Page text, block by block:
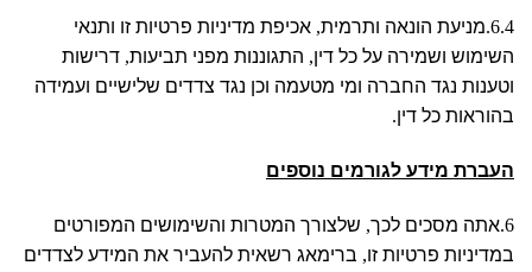
6.4. מניעת הונאה ותרמית, אכיפת מדיניות פרטיות זו ותנאי
השימוש ושמירה על כל דין, התגוננות מפני תביעות, דרישות
וטענות נגד החברה ומי מטעמה וכן נגד צדדים שלישיים ועמידה
בהוראות כל דין.
העברת מידע לגורמים נוספים
6. אתה מסכים לכך, שלצורך המטרות והשימושים המפורטים
במדיניות פרטיות זו, ברימאג רשאית להעביר את המידע לצדדים